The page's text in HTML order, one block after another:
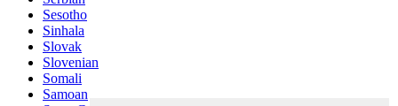
Sesotho
Sinhala
Slovak
Slovenian
Somali
Samoan